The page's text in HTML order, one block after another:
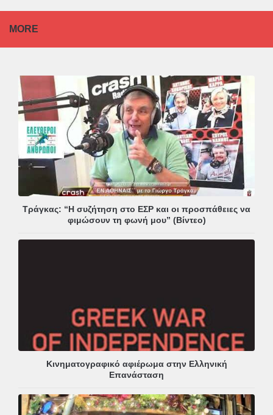
MORE
Τράγκας: “Η συζήτηση στο ΕΣΡ και οι προσπάθειες να
φιμώσουν τη φωνή μου” (Βίντεο)
Κινηματογραφικό αφιέρωμα στην Ελληνική
Επανάσταση